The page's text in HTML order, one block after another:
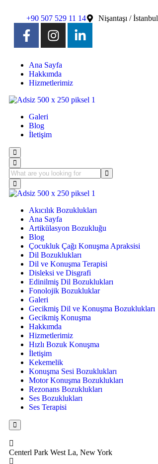
+90 507 529 11 14 Nişantaşı / İstanbul
Ana Sayfa
Hakkımda
Hizmetlerimiz
Galeri
Blog
İletişim
Akıcılık Bozuklukları
Ana Sayfa
Artikülasyon Bozukluğu
Blog
Çocukluk Çağı Konuşma Apraksisi
Dil Bozuklukları
Dil ve Konuşma Terapisi
Disleksi ve Disgrafi
Edinilmiş Dil Bozuklukları
Fonolojik Bozukluklar
Galeri
Gecikmiş Dil ve Konuşma Bozuklukları
Gecikmiş Konuşma
Hakkımda
Hizmetlerimiz
Hızlı Bozuk Konuşma
İletişim
Kekemelik
Konuşma Sesi Bozuklukları
Motor Konuşma Bozuklukları
Rezonans Bozuklukları
Ses Bozuklukları
Ses Terapisi
Centerl Park West La, New York